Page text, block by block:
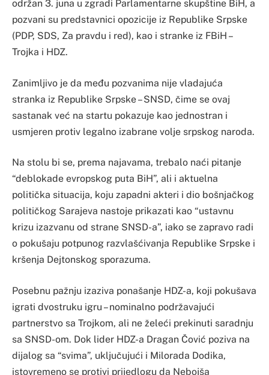
održan 3. juna u zgradi Parlamentarne skupštine BiH, a
pozvani su predstavnici opozicije iz Republike Srpske
(PDP, SDS, Za pravdu i red), kao i stranke iz FBiH –
Trojka i HDZ.
Zanimljivo je da među pozvanima nije vladajuća
stranka iz Republike Srpske – SNSD, čime se ovaj
sastanak već na startu pokazuje kao jednostran i
usmjeren protiv legalno izabrane volje srpskog naroda.
Na stolu bi se, prema najavama, trebalo naći pitanje
“deblokade evropskog puta BiH”, ali i aktuelna
politička situacija, koju zapadni akteri i dio bošnjačkog
političkog Sarajeva nastoje prikazati kao “ustavnu
krizu izazvanu od strane SNSD-a”, iako se zapravo radi
o pokušaju potpunog razvlašćivanja Republike Srpske i
kršenja Dejtonskog sporazuma.
Posebnu pažnju izaziva ponašanje HDZ-a, koji pokušava
igrati dvostruku igru – nominalno podržavajući
partnerstvo sa Trojkom, ali ne želeći prekinuti saradnju
sa SNSD-om. Dok lider HDZ-a Dragan Čović poziva na
dijalog sa “svima”, uključujući i Milorada Dodika,
istovremeno se protivi prijedlogu da Nebojša